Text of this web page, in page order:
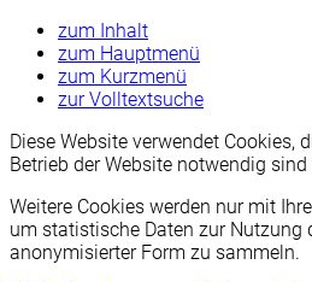
zum Inhalt
zum Hauptmenü
zum Kurzmenü
zur Volltextsuche
Diese Website verwendet Cookies,
Betrieb der Website notwendig
Weitere Cookies werden nur mit
um statistische Daten zur Nutzung
anonymisierter Form zu sammeln.